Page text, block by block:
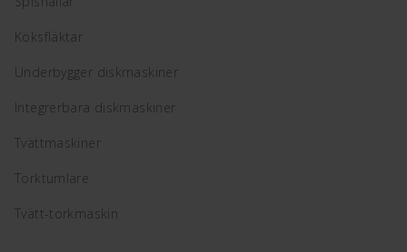
Köksfläktar
Underbygger diskmaskiner
Integrerbara diskmaskiner
Tvättmaskiner
Torktumlare
Tvätt-torkmaskin